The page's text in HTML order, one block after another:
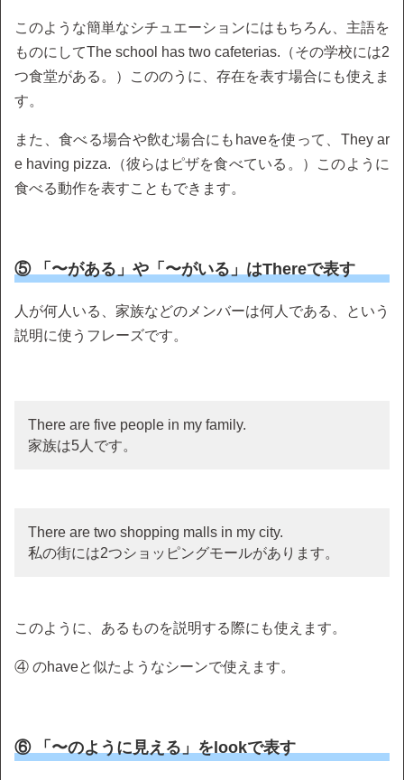
このような簡単なシチュエーションにはもちろん、主語を
ものにしてThe school has two cafeterias.（その学校には2
つ食堂がある。）こののうに、存在を表す場合にも使えま
す。
また、食べる場合や飲む場合にもhaveを使って、They ar
e having pizza.（彼らはピザを食べている。）このように
食べる動作を表すこともできます。
⑤ 「〜がある」や「〜がいる」はThereで表す
人が何人いる、家族などのメンバーは何人である、という
説明に使うフレーズです。
There are five people in my family.
家族は5人です。
There are two shopping malls in my city.
私の街には2つショッピングモールがあります。
このように、あるものを説明する際にも使えます。
④ のhaveと似たようなシーンで使えます。
⑥ 「〜のように見える」をlookで表す